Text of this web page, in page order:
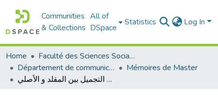
Communities
& Collections
All of
DSpace
Statistics Log In
Home
Faculté des Sciences Sociales
Département de communication
Mémoires de Master
روبورتاج مصور حول مستحضرات التجميل بين المقلد و الأصلي